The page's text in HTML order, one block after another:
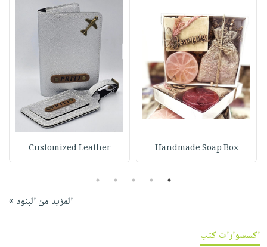
Handmade Soap Box
Customized Leather
1
2
3
4
5
المزيد من البنود »
اكسسوارات كتب